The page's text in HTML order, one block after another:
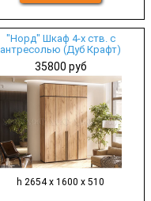
"Норд" Шкаф 4-х ств. с
антресолью (Дуб Крафт)
35800 руб
h 2654 х 1600 х 510